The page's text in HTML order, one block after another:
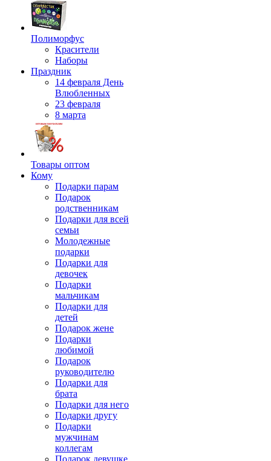
Полиморфус
Красители
Наборы
Праздник
14 февраля День
Влюбленных
23 февраля
8 марта
Товары оптом
Кому
Подарки парам
Подарок
родственникам
Подарки для всей
семьи
Молодежные
подарки
Подарки для
девочек
Подарки
мальчикам
Подарки для
детей
Подарок жене
Подарки
любимой
Подарок
руководителю
Подарки для
брата
Подарки для него
Подарки другу
Подарки
мужчинам
коллегам
Подарок девушке